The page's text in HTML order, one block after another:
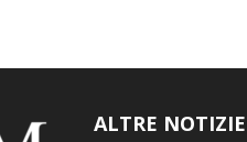
ALTRE NOTIZIE